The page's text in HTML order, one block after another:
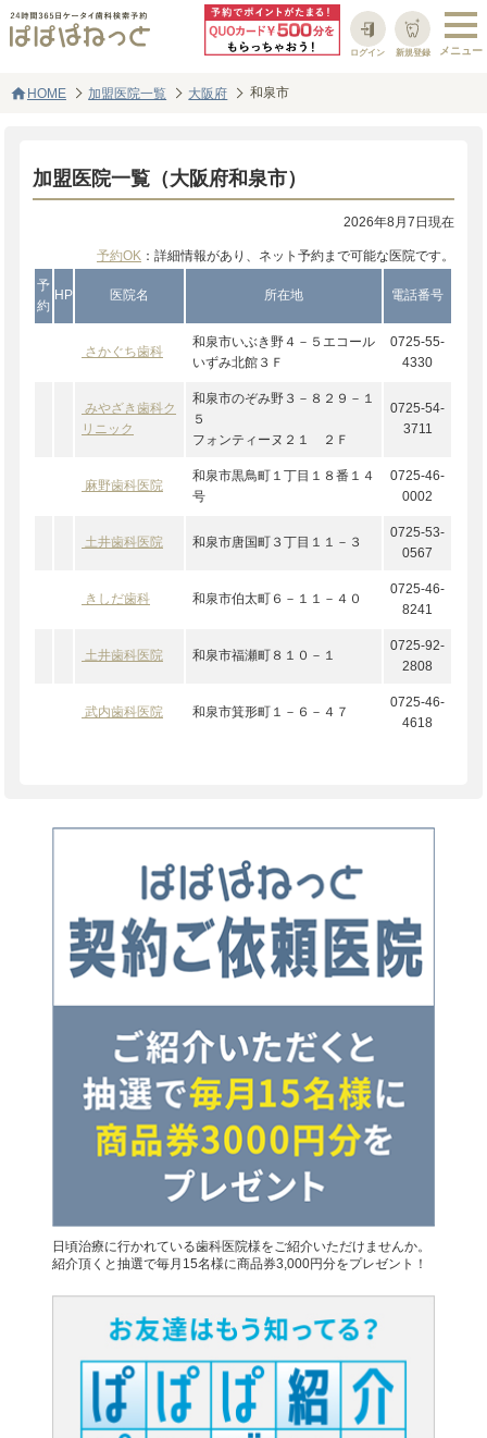
新規登録
ログイン
homeHOME 加盟医院一覧 大阪府 和泉市
加盟医院一覧（大阪府和泉市）
2026年8月7日現在
予約OK：詳細情報があり、ネット予約まで可能な医院です。
予
約
HP 医院名 所在地 電話番号
さかぐち歯科
和泉市いぶき野４－５エコール
いずみ北館３Ｆ
0725-55-
4330
みやざき歯科ク
リニック
和泉市のぞみ野３－８２９－１
５
フォンティーヌ２１ ２Ｆ
0725-54-
3711
麻野歯科医院
和泉市黒鳥町１丁目１８番１４
号
0725-46-
0002
土井歯科医院 和泉市唐国町３丁目１１－３
0725-53-
0567
きしだ歯科 和泉市伯太町６－１１－４０
0725-46-
8241
土井歯科医院 和泉市福瀬町８１０－１
0725-92-
2808
武内歯科医院 和泉市箕形町１－６－４７
0725-46-
4618
日頃治療に行かれている歯科医院様をご紹介いただけませんか。
紹介頂くと抽選で毎月15名様に商品券3,000円分をプレゼント！